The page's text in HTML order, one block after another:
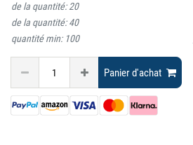
de la quantité:20
de la quantité:40
quantité min: 100
Panier d'achat